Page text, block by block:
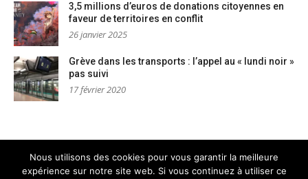
3,5 millions d’euros de donations citoyennes en
faveur de territoires en conflit
26 janvier 2025
Grève dans les transports : l’appel au « lundi noir »
pas suivi
17 février 2020
Mentions légales Nous contacter
Nous utilisons des cookies pour vous garantir la meilleure
expérience sur notre site web. Si vous continuez à utiliser ce